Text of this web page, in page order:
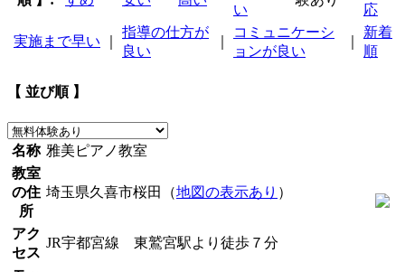
い
応
実施まで早い
指導の仕方が
良い
コミュニケーシ
ョンが良い
新着
順
【 並び順 】
名称 雅美ピアノ教室
教室
の住
所
埼玉県久喜市桜田（地図の表示あり ）
アク
セス
JR宇都宮線 東鷲宮駅より徒歩７分